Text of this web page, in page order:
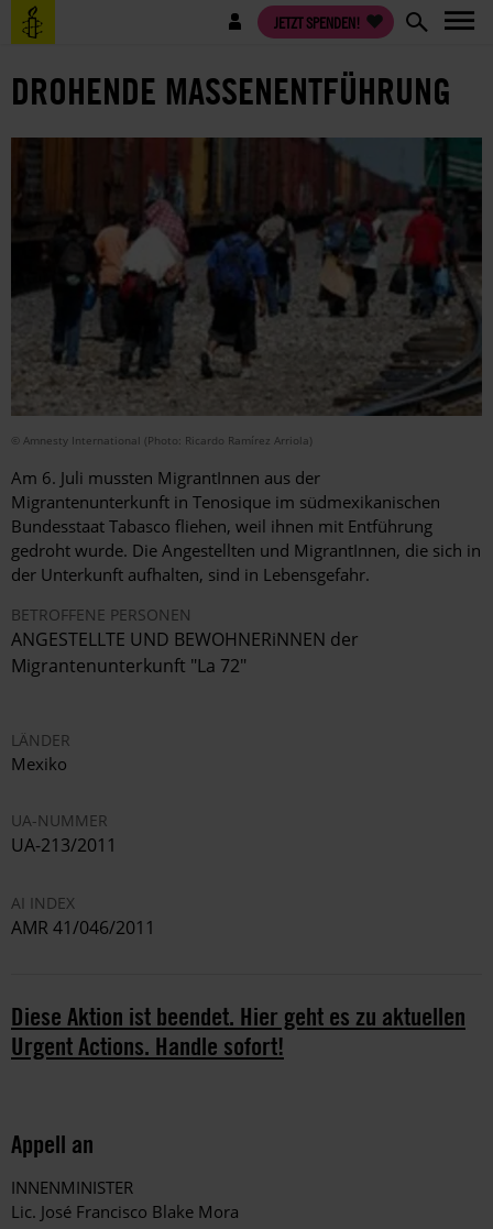
Direkt
zum
Benutzermenü JETZT SPENDEN!
DROHENDE MASSENENTFÜHRUNG
© Amnesty International (Photo: Ricardo Ramírez Arriola)
Am 6. Juli mussten MigrantInnen aus der
Migrantenunterkunft in Tenosique im südmexikanischen
Bundesstaat Tabasco fliehen, weil ihnen mit Entführung
gedroht wurde. Die Angestellten und MigrantInnen, die sich in
der Unterkunft aufhalten, sind in Lebensgefahr.
BETROFFENE PERSONEN
ANGESTELLTE UND BEWOHNERiNNEN der
Migrantenunterkunft "La 72"
LÄNDER
Mexiko
UA-NUMMER
UA-213/2011
AI INDEX
AMR 41/046/2011
Diese Aktion ist beendet. Hier geht es zu aktuellen
Urgent Actions. Handle sofort!
Appell an
INNENMINISTER
Lic. José Francisco Blake Mora